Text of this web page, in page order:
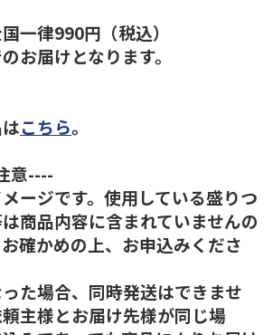
一律990円（税込）
お届けとなります。
こちら。
意----
ージです。使用している盛りつ
商品内容に含まれていませんの
確かめの上、お申込みくださ
た場合、同時発送はできませ
主様とお届け先様が同じ場